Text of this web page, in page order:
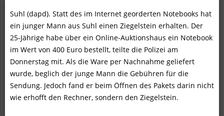
Suhl (dapd). Statt des im Internet georderten Notebooks hat
ein junger Mann aus Suhl einen Ziegelstein erhalten. Der
25-Jährige habe über ein Online-Auktionshaus ein Notebook
im Wert von 400 Euro bestellt, teilte die Polizei am
Donnerstag mit. Als die Ware per Nachnahme geliefert
wurde, beglich der junge Mann die Gebühren für die
Sendung. Jedoch fand er beim Öffnen des Pakets darin nicht
wie erhofft den Rechner, sondern den Ziegelstein.